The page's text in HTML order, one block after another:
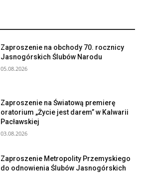
Zaproszenie na obchody 70. rocznicy
Jasnogórskich Ślubów Narodu
05.08.2026
Zaproszenie na Światową premierę
oratorium „Życie jest darem” w Kalwarii
Pacławskiej
03.08.2026
Zaproszenie Metropolity Przemyskiego
do odnowienia Ślubów Jasnogórskich